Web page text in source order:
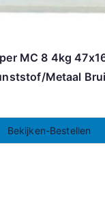
MC 8 4kg
Metaal
Bekijken-Bestellen